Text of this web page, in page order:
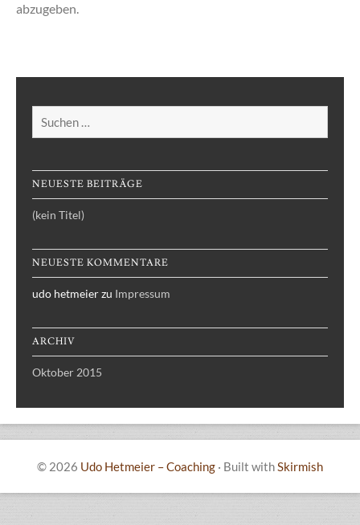
abzugeben.
NEUESTE BEITRÄGE
(kein Titel)
NEUESTE KOMMENTARE
udo hetmeierzu Impressum
ARCHIV
Oktober 2015
© 2026 Udo Hetmeier – Coaching · Built withSkirmish